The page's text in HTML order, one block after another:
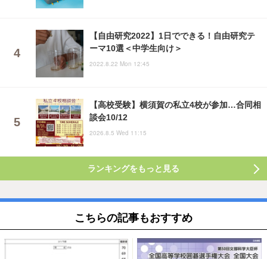
【自由研究2022】1日でできる！自由研究テ
ーマ10選＜中学生向け＞
2022.8.22 Mon 12:45
【高校受験】横須賀の私立4校が参加…合同相
談会10/12
2026.8.5 Wed 11:15
ランキングをもっと見る
こちらの記事もおすすめ